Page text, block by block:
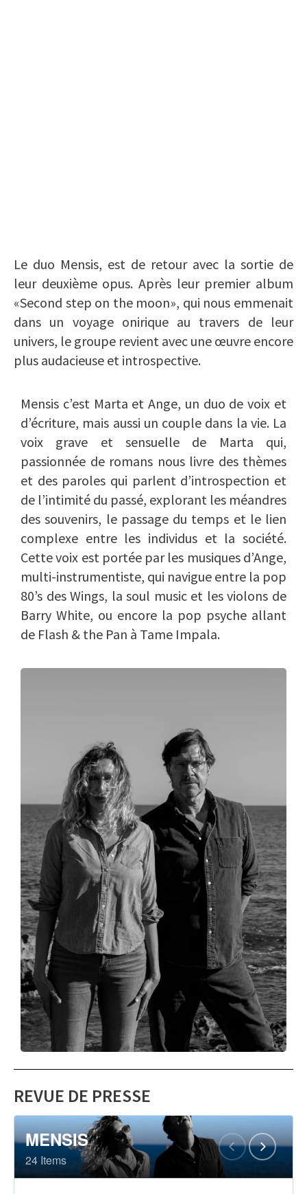
Le duo Mensis, est de retour avec la sortie de
leur deuxième opus. Après leur premier album
«Second step on the moon», qui nous emmenait
dans un voyage onirique au travers de leur
univers, le groupe revient avec une œuvre encore
plus audacieuse et introspective.
Mensis c’est Marta et Ange, un duo de voix et
d’écriture, mais aussi un couple dans la vie. La
voix grave et sensuelle de Marta qui,
passionnée de romans nous livre des thèmes
et des paroles qui parlent d’introspection et
de l’intimité du passé, explorant les méandres
des souvenirs, le passage du temps et le lien
complexe entre les individus et la société.
Cette voix est portée par les musiques d’Ange,
multi-instrumentiste, qui navigue entre la pop
80’s des Wings, la soul music et les violons de
Barry White, ou encore la pop psyche allant
de Flash & the Pan à Tame Impala.
REVUE DE PRESSE